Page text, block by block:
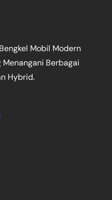
Mobil Modern
Menangani Berbagai
Hybrid.